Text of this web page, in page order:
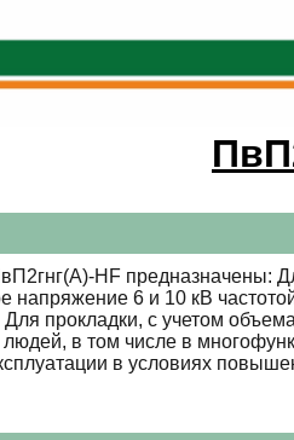
HF предназначены:
6 и 10 кВ
прокладки, с учетом
в том числе в
в условиях